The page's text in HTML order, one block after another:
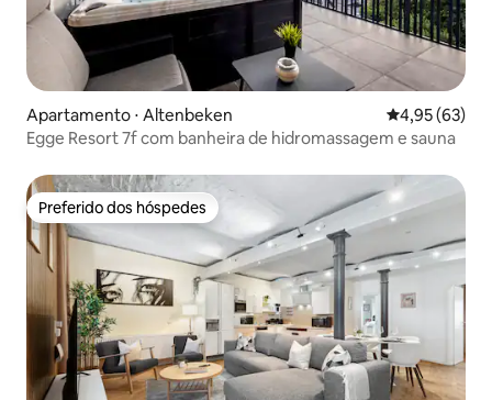
Apartamento ⋅ Altenbeken 4,95 de uma
4,95 (63)
Egge Resort 7f com banheira de hidromassagem e sauna
Preferido dos hóspedes
Preferido dos hóspedes